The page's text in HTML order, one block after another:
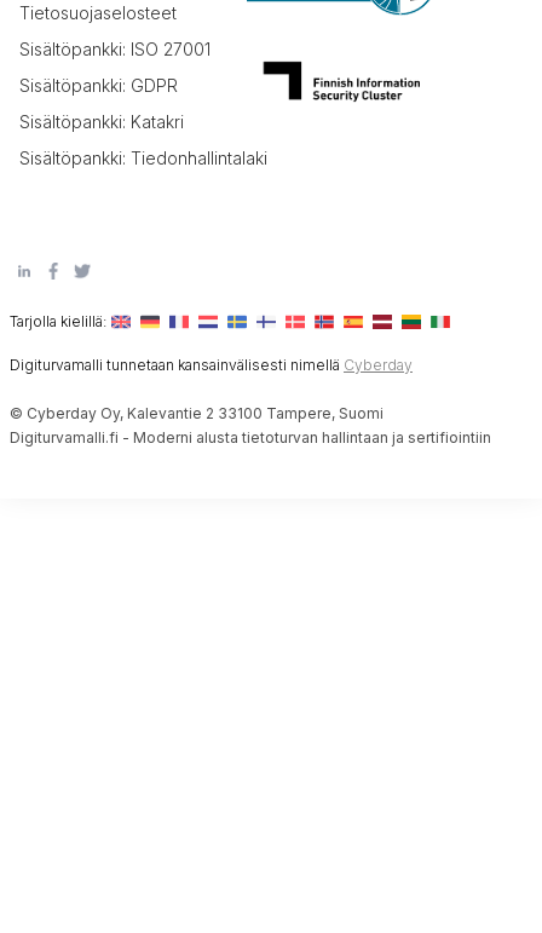
Tietosuojaselosteet
Sisältöpankki: ISO 27001
Sisältöpankki: GDPR
Sisältöpankki: Katakri
Sisältöpankki: Tiedonhallintalaki
Tarjolla kielillä:
Digiturvamalli tunnetaan kansainvälisesti nimellä Cyberday
© Cyberday Oy, Kalevantie 2 33100 Tampere, Suomi
Digiturvamalli.fi - Moderni alusta tietoturvan hallintaan ja sertifiointiin